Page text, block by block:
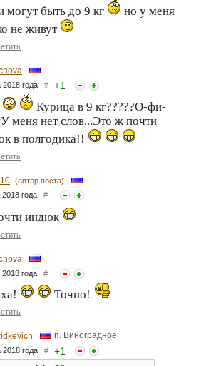
могут быть до 9 кг
но у меня
не живут
2018 года # +1
Курица в 9 кг?????О-фи-
меня нет слов...Это ж почти
в полгодика!!
(автор поста)
2018 года #
индюк
2018 года #
Точно!
п. Виноградное
2018 года # +1